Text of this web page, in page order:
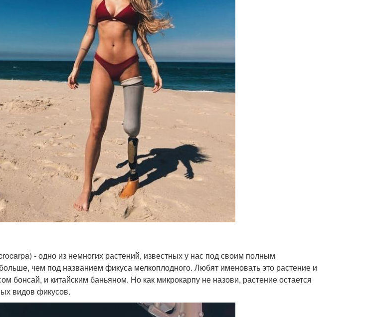
- одно из немногих растений, известных у нас под своим полным
чем под названием фикуса мелкоплодного. Любят именовать это растение и
бонсай, и китайским баньяном. Но как микрокарпу не назови, растение остается
видов фикусов.